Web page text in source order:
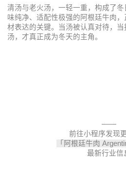
清汤与老火汤，一轻一重，构成了
味纯净、适配性极强的阿根廷牛肉
材表达的关键。当汤被认真对待，当
汤，才真正成为冬天的主角。
——
前往小程序发现
「阿根廷牛肉
最新行业信